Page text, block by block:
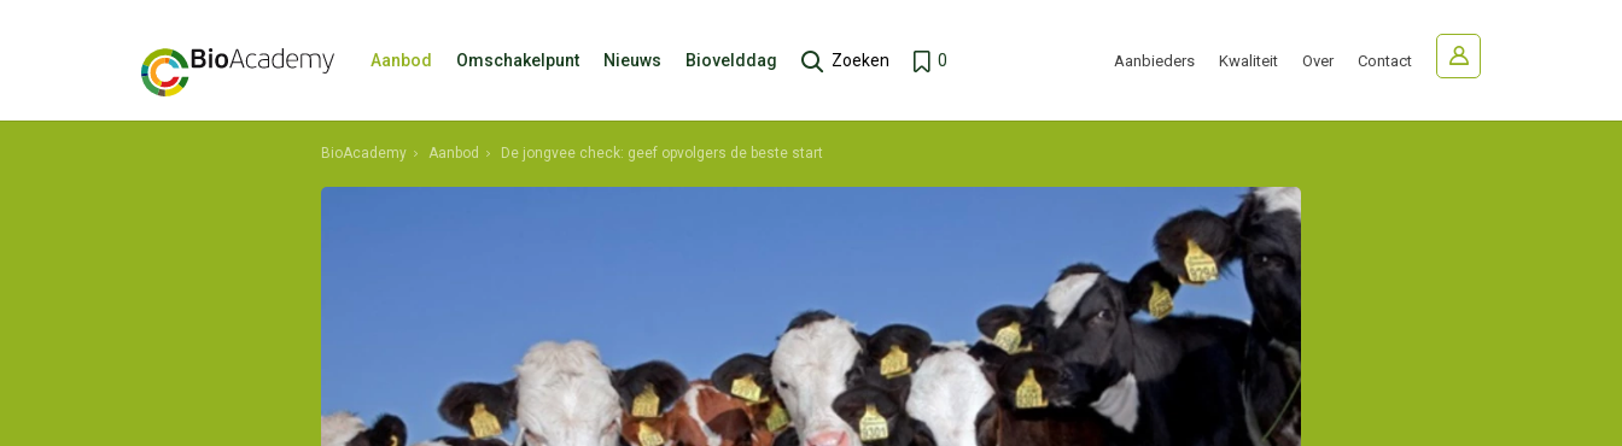
Aanbod Omschakelpunt Nieuws Biovelddag Zoeken 0 Aanbieders Kwaliteit Over Contact
BioAcademy Aanbod De jongvee check: geef opvolgers de beste start